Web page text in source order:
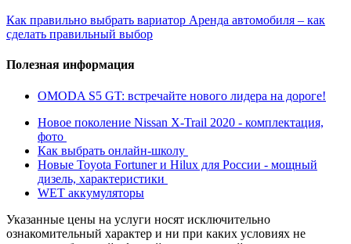
Как правильно выбрать вариатор Аренда автомобиля – как
сделать правильный выбор
Полезная информация
OMODA S5 GT: встречайте нового лидера на дороге!
Новое поколение Nissan X-Trail 2020 - комплектация,
фото
Как выбрать онлайн-школу
Новые Toyota Fortuner и Hilux для России - мощный
дизель, характеристики
WET аккумуляторы
Указанные цены на услуги носят исключительно
ознакомительный характер и ни при каких условиях не